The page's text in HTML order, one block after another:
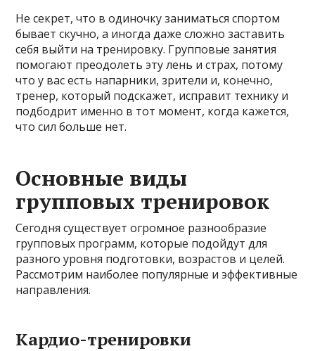
Не секрет, что в одиночку заниматься спортом
бывает скучно, а иногда даже сложно заставить
себя выйти на тренировку. Групповые занятия
помогают преодолеть эту лень и страх, потому
что у вас есть напарники, зрители и, конечно,
тренер, который подскажет, исправит технику и
подбодрит именно в тот момент, когда кажется,
что сил больше нет.
Основные виды
групповых тренировок
Сегодня существует огромное разнообразие
групповых программ, которые подойдут для
разного уровня подготовки, возрастов и целей.
Рассмотрим наиболее популярные и эффективные
направления.
Кардио-тренировки